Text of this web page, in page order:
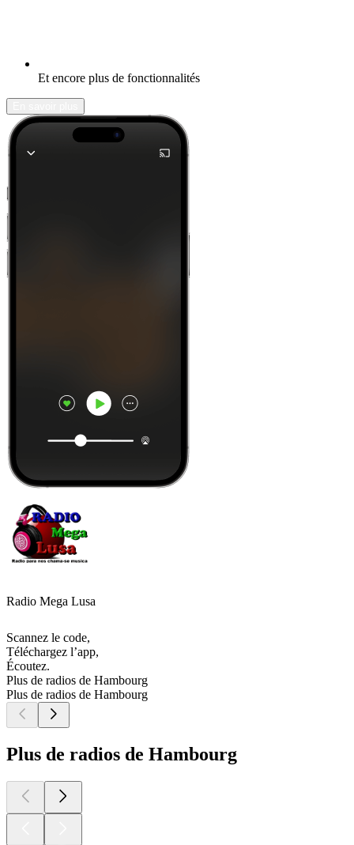
Et encore plus de fonctionnalités
Radio Mega Lusa
Scannez le code,
Téléchargez l’app,
Écoutez.
Plus de radios de Hambourg
Plus de radios de Hambourg
Plus de radios de Hambourg